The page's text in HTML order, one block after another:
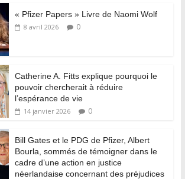
« Pfizer Papers » Livre de Naomi Wolf
8 avril 2026 0
Catherine A. Fitts explique pourquoi le
pouvoir chercherait à réduire
l’espérance de vie
14 janvier 2026 0
Bill Gates et le PDG de Pfizer, Albert
Bourla, sommés de témoigner dans le
cadre d’une action en justice
néerlandaise concernant des préjudices